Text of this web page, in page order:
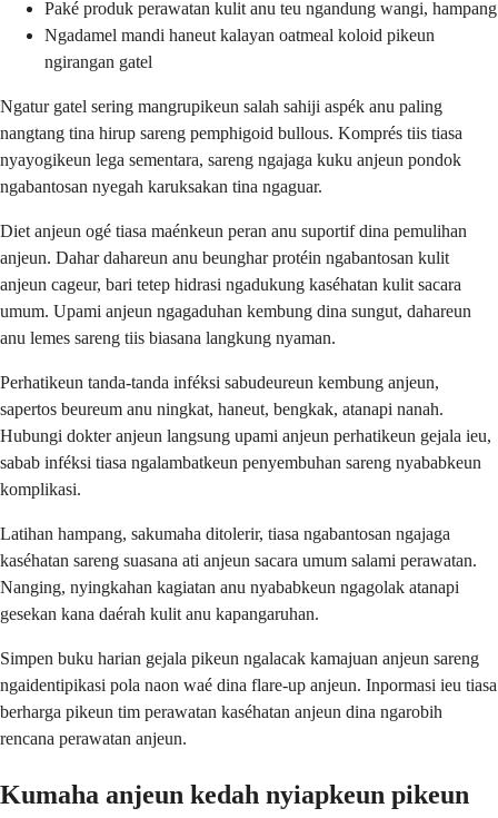
Paké produk perawatan kulit anu teu ngandung wangi, hampang
Ngadamel mandi haneut kalayan oatmeal koloid pikeun
ngirangan gatel
Ngatur gatel sering mangrupikeun salah sahiji aspék anu paling
nangtang tina hirup sareng pemphigoid bullous. Komprés tiis tiasa
nyayogikeun lega sementara, sareng ngajaga kuku anjeun pondok
ngabantosan nyegah karuksakan tina ngaguar.
Diet anjeun ogé tiasa maénkeun peran anu suportif dina pemulihan
anjeun. Dahar dahareun anu beunghar protéin ngabantosan kulit
anjeun cageur, bari tetep hidrasi ngadukung kaséhatan kulit sacara
umum. Upami anjeun ngagaduhan kembung dina sungut, dahareun
anu lemes sareng tiis biasana langkung nyaman.
Perhatikeun tanda-tanda inféksi sabudeureun kembung anjeun,
sapertos beureum anu ningkat, haneut, bengkak, atanapi nanah.
Hubungi dokter anjeun langsung upami anjeun perhatikeun gejala ieu,
sabab inféksi tiasa ngalambatkeun penyembuhan sareng nyababkeun
komplikasi.
Latihan hampang, sakumaha ditolerir, tiasa ngabantosan ngajaga
kaséhatan sareng suasana ati anjeun sacara umum salami perawatan.
Nanging, nyingkahan kagiatan anu nyababkeun ngagolak atanapi
gesekan kana daérah kulit anu kapangaruhan.
Simpen buku harian gejala pikeun ngalacak kamajuan anjeun sareng
ngaidentipikasi pola naon waé dina flare-up anjeun. Inpormasi ieu tiasa
berharga pikeun tim perawatan kaséhatan anjeun dina ngarobih
rencana perawatan anjeun.
Kumaha anjeun kedah nyiapkeun pikeun